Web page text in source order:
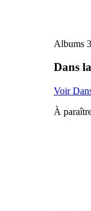
Albums
Dans
Voir
À